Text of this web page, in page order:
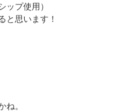
ップ使用）
と思います！
ね。